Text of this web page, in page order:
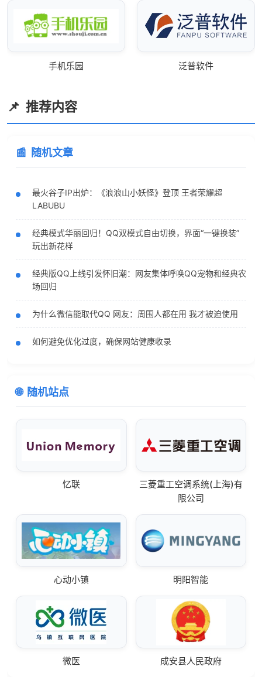
手机乐园 泛普软件
推荐内容
随机文章
最火谷子IP出炉：《浪浪山小妖怪》登顶 王者荣耀超
LABUBU
经典模式华丽回归！QQ双模式自由切换，界面“一键换装”
玩出新花样
经典版QQ上线引发怀旧潮：网友集体呼唤QQ宠物和经典农
场回归
为什么微信能取代QQ 网友：周围人都在用 我才被迫使用
如何避免优化过度，确保网站健康收录
随机站点
忆联
三菱重工空调系统(上海)有
限公司
心动小镇 明阳智能
微医 成安县人民政府